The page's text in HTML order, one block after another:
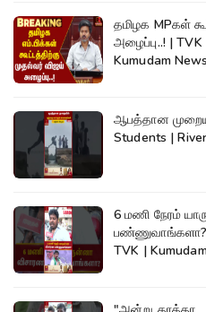
தமிழக MPகள்
அழைப்பு..! |
Kumudam News
ஆபத்தான
Students |
6 மணி நேரம்
பண்ணுவாங்களா?
TVK |